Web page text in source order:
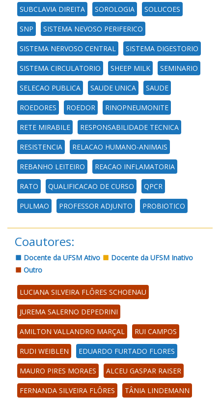
SUBCLAVIA DIREITA SOROLOGIA SOLUCOES
SNP SISTEMA NEVOSO PERIFERICO
SISTEMA NERVOSO CENTRAL SISTEMA DIGESTORIO
SISTEMA CIRCULATORIO SHEEP MILK SEMINARIO
SELECAO PUBLICA SAUDE UNICA SAUDE
ROEDORES ROEDOR RINOPNEUMONITE
RETE MIRABILE RESPONSABILIDADE TECNICA
RESISTENCIA RELACAO HUMANO-ANIMAIS
REBANHO LEITEIRO REACAO INFLAMATORIA
RATO QUALIFICACAO DE CURSO QPCR
PULMAO PROFESSOR ADJUNTO PROBIOTICO
Coautores:
Docente da UFSM Ativo
Docente da UFSM Inativo
Outro
LUCIANA SILVEIRA FLÔRES SCHOENAU
JUREMA SALERNO DEPEDRINI
AMILTON VALLANDRO MARÇAL RUI CAMPOS
RUDI WEIBLEN EDUARDO FURTADO FLORES
MAURO PIRES MORAES ALCEU GASPAR RAISER
FERNANDA SILVEIRA FLÔRES TÂNIA LINDEMANN